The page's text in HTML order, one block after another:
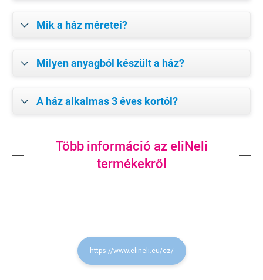
Mik a ház méretei?
Milyen anyagból készült a ház?
A ház alkalmas 3 éves kortól?
Több információ az eliNeli
termékekről
https://www.elineli.eu/cz/